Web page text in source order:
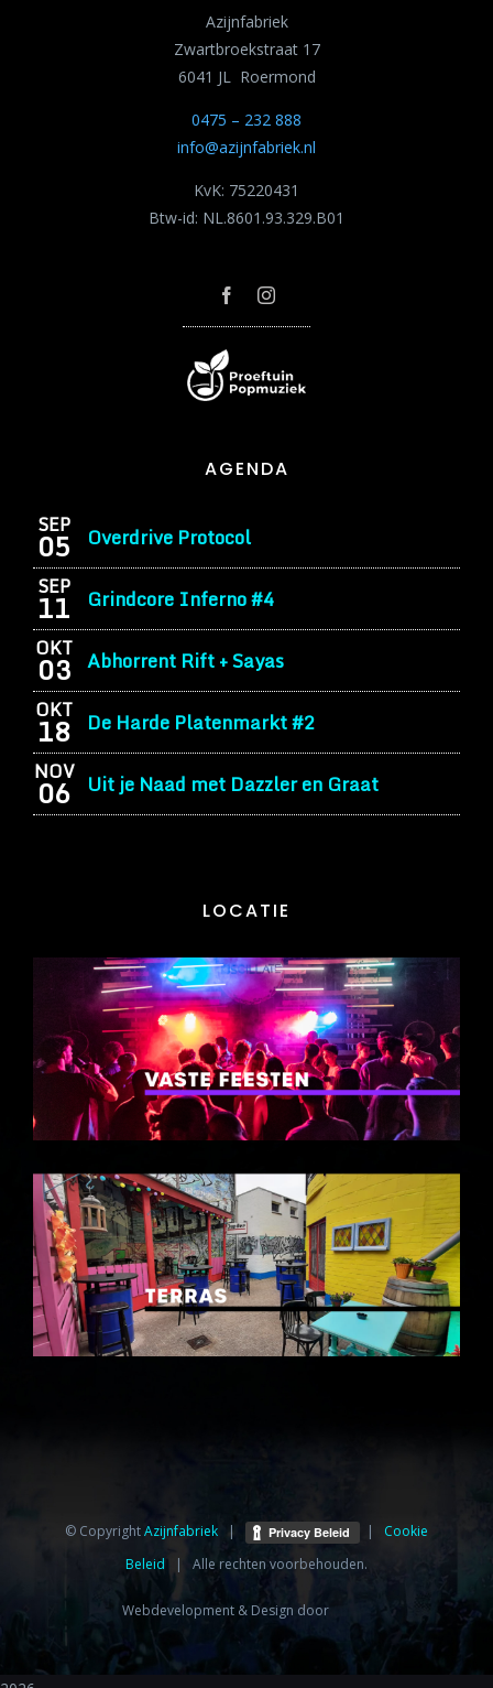
AGENDA
SEP
05 Overdrive Protocol
SEP
11 Grindcore Inferno #4
OKT
03 Abhorrent Rift + Sayas
OKT
18 De Harde Platenmarkt #2
NOV
06 Uit je Naad met Dazzler en Graat
Azijnfabriek
Zwartbroekstraat 17
6041 JL Roermond
0475 – 232 888
info@azijnfabriek.nl
KvK: 75220431
Btw-id: NL.8601.93.329.B01
LOCATIE
© CopyrightAzijnfabriek⁩ | | Cookie
Beleid | Alle rechten voorbehouden.
Webdevelopment & Design door